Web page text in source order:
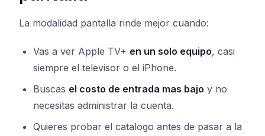
La modalidad pantalla rinde mejor cuando:
Vas a ver Apple TV+ en un solo equipo, casi
siempre el televisor o el iPhone.
Buscas el costo de entrada mas bajo y no
necesitas administrar la cuenta.
Quieres probar el catalogo antes de pasar a la